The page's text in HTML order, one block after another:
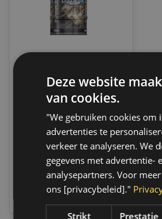
MPM Motorolie 5w30
Premium Synthetisch
Mazda / Jaguar | 60
Liter | 05060EF
Op voorraad
Op voorraad verzending
binnen 3 a 4 werkdagen.
Boven de 50,- gratis
€560,55
Deze website
van cookies.
"We gebruiken cookies om
advertenties te
verkeer te analyseren. We
gegevens met advertentie-
analysepartners. Voor
ons [privacybeleid]."
Strikt
Prestatie